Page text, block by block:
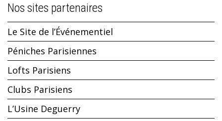
Nos sites partenaires
Le Site de l’Événementiel
Péniches Parisiennes
Lofts Parisiens
Clubs Parisiens
L’Usine Deguerry